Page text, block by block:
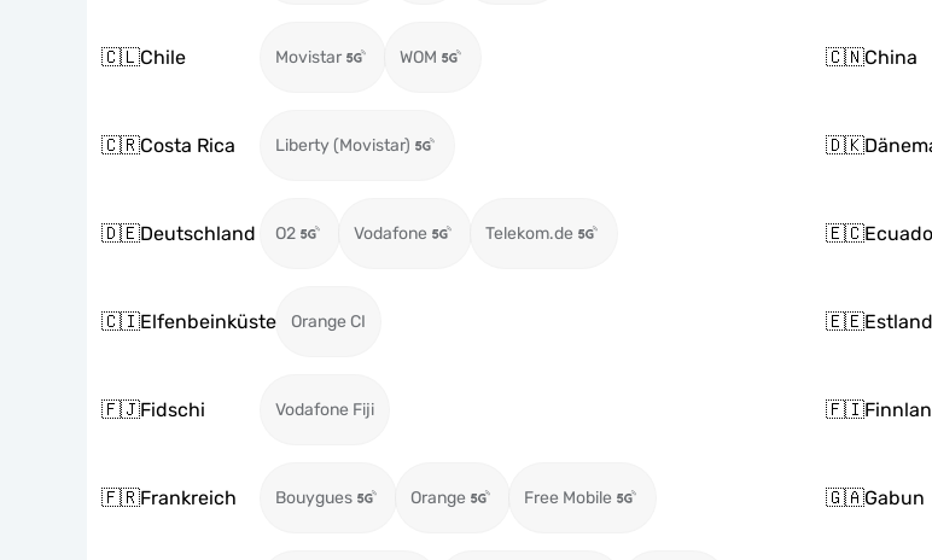
🇨🇱Chile Movistar WOM 🇨🇳China
🇨🇷Costa Rica Liberty (Movistar) 🇩🇰
🇩🇪Deutschland O2 Vodafone Telekom.de 🇪🇨
🇨🇮Elfenbeinküste Orange CI 🇪🇪Estland
🇫🇯Fidschi Vodafone Fiji 🇫🇮
🇫🇷Frankreich Bouygues Orange Free Mobile 🇬🇦Gabun